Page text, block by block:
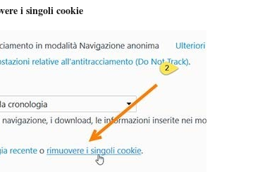
i singoli cookie